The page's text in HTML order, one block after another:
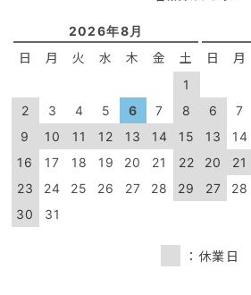
2026年8月
日 月 火 水 木 金 土
1
2
3 4 5 6 7
8
9
10 11 12 13 14
15
16
17 18 19 20 21
22
23
24 25 26 27 28
29
30
31
日 月
6
7
13
14
20
21
27
28
：休業日